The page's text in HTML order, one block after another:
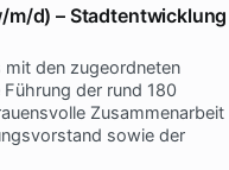
d) – Stadtentwicklung
mit den zugeordneten
der rund 180
Zusammenarbeit
sowie der